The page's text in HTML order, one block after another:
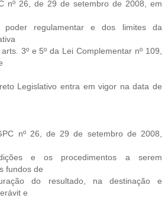
nº 26, de 29 de setembro de 2008, em
poder regulamentar e dos limites da
3º e 5º da Lei Complementar nº 109,
Legislativo entra em vigor na data de
nº 26, de 29 de setembro de 2008,
e os procedimentos a serem
fundos de
do resultado, na destinação e
e